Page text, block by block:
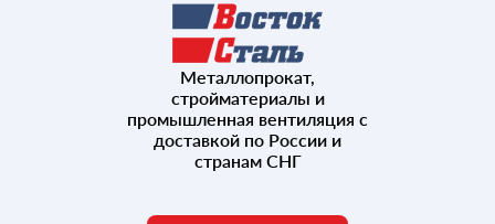
Металлопрокат,
стройматериалы и
промышленная вентиляция с
доставкой по России и
странам СНГ